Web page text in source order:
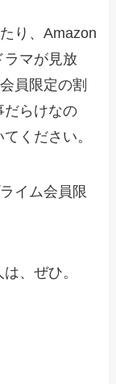
り、Amazon
ラマが見放
員限定の割
だらけなの
ください。
イム会員限
、ぜひ。